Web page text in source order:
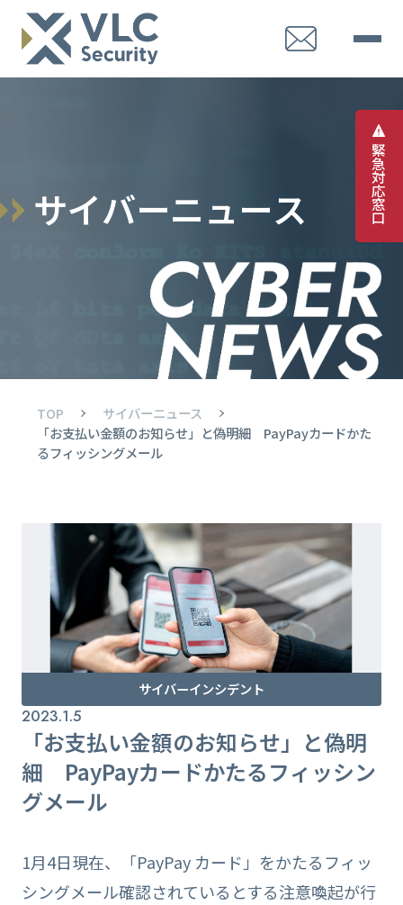
緊
急
対
応
窓
口
サイバーニュース
TOP
サイバーニュース
「お支払い金額のお知らせ」と偽明細 PayPayカードかた
るフィッシングメール
サイバーインシデント
2023.1.5
「お支払い金額のお知らせ」と偽明
細 PayPayカードかたるフィッシン
グメール
1月4日現在、「PayPay カード」をかたるフィッ
シングメール確認されているとする注意喚起が行